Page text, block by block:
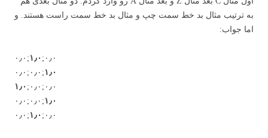
به ترتیب مثال بد خط سمت چپ و مثال بد خط سمت راست هستند. و
اما جواب:
۰٫۰; ۱٫۰
;۰٫۰
۰٫۰;۰٫۰;
۱٫۰
۱٫۰
;۰٫۰;۰٫۰
۰٫۰;۰٫۰;
۱٫۰
۰٫۰;
۱٫۰ ;۰٫۰